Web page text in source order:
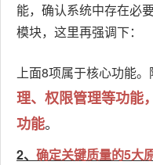
能，确认系统中存在必
模块，这里再强调下：
上面8项属于核心功能
理、权限管理等功能
功能。
2、 确定关键质量的5大